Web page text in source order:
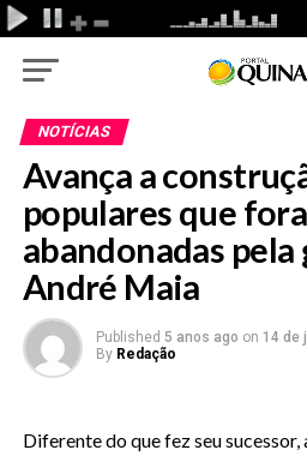
NOTÍCIAS
Avança a
populares que
abandonadas pela
André Maia
Published 5 anos ago on 14 de
By Redação
Diferente do que fez seu